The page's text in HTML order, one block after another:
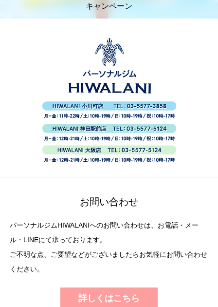
キャンペーン
お問い合わせ
パーソナルジムHIWALANIへのお問い合わせは、お電話・メー
ル・LINEにて承っております。
ご不明な点、ご要望などがございましたらお気軽にお問い合わせ
ください。
詳しくはこちら